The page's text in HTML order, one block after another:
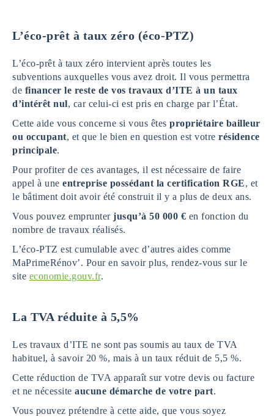
L’éco-prêt à taux zéro (éco-PTZ)
L’éco-prêt à taux zéro intervient après toutes les
subventions auxquelles vous avez droit. Il vous permettra
de financer le reste de vos travaux d’ITE à un taux
d’intérêt nul, car celui-ci est pris en charge par l’État.
Cette aide vous concerne si vous êtes propriétaire bailleur
ou occupant, et que le bien en question est votre résidence
principale.
Pour profiter de ces avantages, il est nécessaire de faire
appel à une entreprise possédant la certification RGE, et
le bâtiment doit avoir été construit il y a plus de deux ans.
Vous pouvez emprunter jusqu’à 50 000 € en fonction du
nombre de travaux réalisés.
L’éco-PTZ est cumulable avec d’autres aides comme
MaPrimeRénov’. Pour en savoir plus, rendez-vous sur le
site economie.gouv.fr.
La TVA réduite à 5,5%
Les travaux d’ITE ne sont pas soumis au taux de TVA
habituel, à savoir 20 %, mais à un taux réduit de 5,5 %.
Cette réduction de TVA apparaît sur votre devis ou facture
et ne nécessite aucune démarche de votre part.
Vous pouvez prétendre à cette aide, que vous soyez